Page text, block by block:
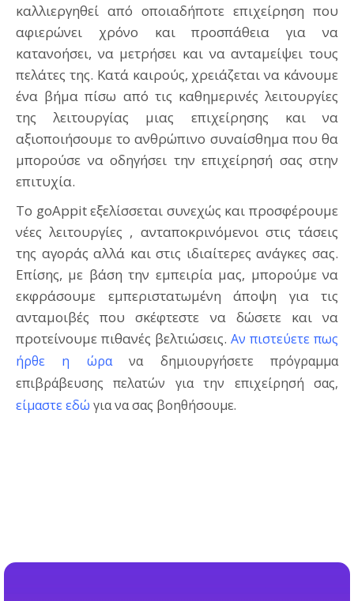
καλλιεργηθεί από οποιαδήποτε επιχείρηση που
αφιερώνει χρόνο και προσπάθεια για να
κατανοήσει, να μετρήσει και να ανταμείψει τους
πελάτες της. Κατά καιρούς, χρειάζεται να κάνουμε
ένα βήμα πίσω από τις καθημερινές λειτουργίες
της λειτουργίας μιας επιχείρησης και να
αξιοποιήσουμε το ανθρώπινο συναίσθημα που θα
μπορούσε να οδηγήσει την επιχείρησή σας στην
επιτυχία.
Το goAppit εξελίσσεται συνεχώς και προσφέρουμε
νέες λειτουργίες , ανταποκρινόμενοι στις τάσεις
της αγοράς αλλά και στις ιδιαίτερες ανάγκες σας.
Επίσης, με βάση την εμπειρία μας, μπορούμε να
εκφράσουμε εμπεριστατωμένη άποψη για τις
ανταμοιβές που σκέφτεστε να δώσετε και να
προτείνουμε πιθανές βελτιώσεις. Αν πιστεύετε πως
ήρθε η ώρανα δημιουργήσετε πρόγραμμα
επιβράβευσης πελατών για την επιχείρησή σας,
είμαστε εδώ για να σας βοηθήσουμε.